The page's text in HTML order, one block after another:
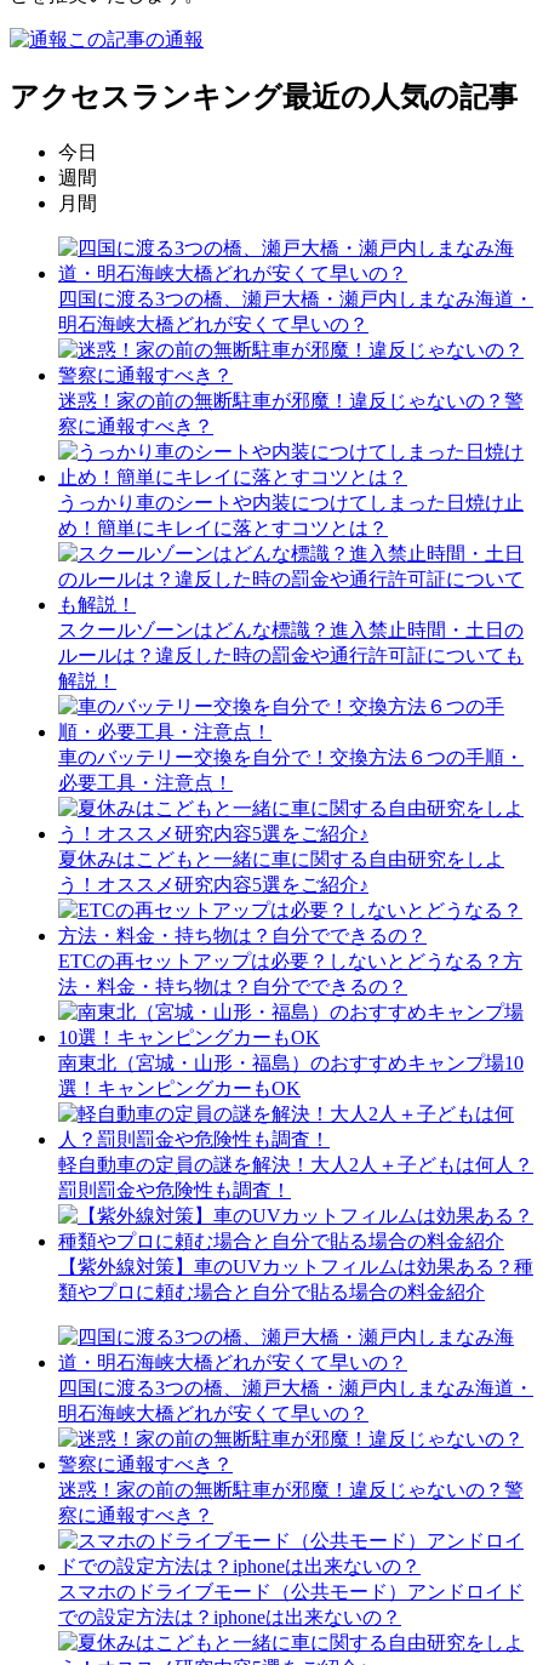
この記事の通報
アクセスランキング最近の人気の記事
今日
週間
月間
四国に渡る3つの橋、瀬戸大橋・瀬戸内しまなみ海道・
明石海峡大橋どれが安くて早いの？
迷惑！家の前の無断駐車が邪魔！違反じゃないの？警
察に通報すべき？
うっかり車のシートや内装につけてしまった日焼け止
め！簡単にキレイに落とすコツとは？
スクールゾーンはどんな標識？進入禁止時間・土日の
ルールは？違反した時の罰金や通行許可証についても
解説！
車のバッテリー交換を自分で！交換方法６つの手順・
必要工具・注意点！
夏休みはこどもと一緒に車に関する自由研究をしよ
う！オススメ研究内容5選をご紹介♪
ETCの再セットアップは必要？しないとどうなる？方
法・料金・持ち物は？自分でできるの？
南東北（宮城・山形・福島）のおすすめキャンプ場10
選！キャンピングカーもOK
軽自動車の定員の謎を解決！大人2人＋子どもは何人？
罰則罰金や危険性も調査！
【紫外線対策】車のUVカットフィルムは効果ある？種
類やプロに頼む場合と自分で貼る場合の料金紹介
四国に渡る3つの橋、瀬戸大橋・瀬戸内しまなみ海道・
明石海峡大橋どれが安くて早いの？
迷惑！家の前の無断駐車が邪魔！違反じゃないの？警
察に通報すべき？
スマホのドライブモード（公共モード）アンドロイド
での設定方法は？iphoneは出来ないの？